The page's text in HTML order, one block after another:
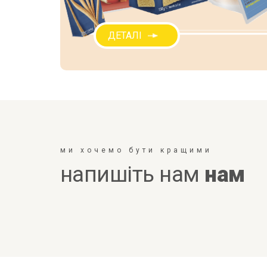
ДЕТАЛІ
ми хочемо бути кращими
напишіть нам нам